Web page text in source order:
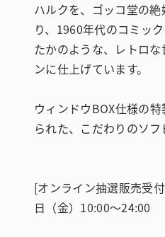
ハルクを、ゴッコ堂の
り、1960年代のコミッ
たかのような、レトロ
ンに仕上げています。
ウィンドウBOX仕様の
られた、こだわりのソフ
[オンライン抽選販売受
日（金）10:00〜24:00